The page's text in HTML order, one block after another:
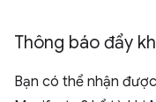
Thông báo đẩy
Bạn có thể nhận